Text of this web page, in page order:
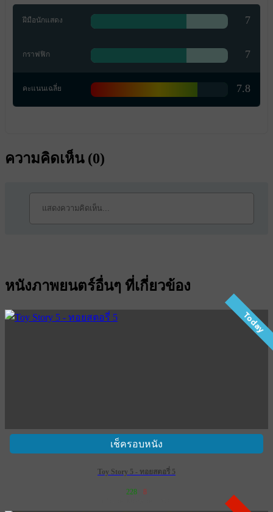
ฝีมือนักแสดง 7
กราฟฟิก 7
คะแนนเฉลี่ย 7.8
ความคิดเห็น (0)
หนังภาพยนตร์อื่นๆ ที่เกี่ยวข้อง
Today
เช็ครอบหนัง
Toy Story 5 - ทอยสตอรี่ 5
228 8